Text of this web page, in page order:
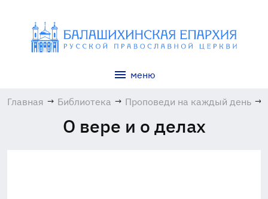
меню
Главная → Библиотека → Проповеди на каждый день →
О вере и о делах